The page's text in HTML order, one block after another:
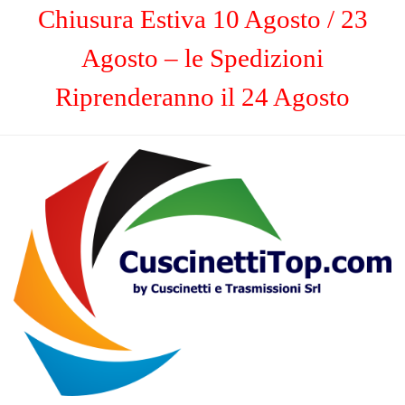
Chiusura Estiva 10 Agosto / 23
Agosto – le Spedizioni
Riprenderanno il 24 Agosto